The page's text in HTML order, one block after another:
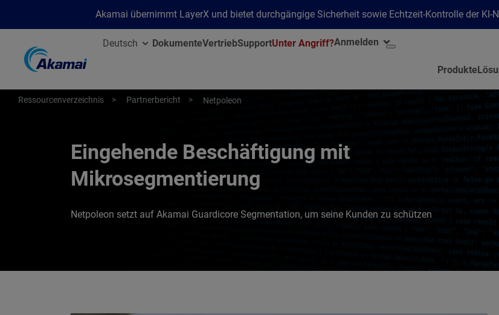
Akamai übernimmt LayerX und bietet durchgängige Sicherheit sowie Echtzeit-Kontrolle der KI-
Deutsch DokumenteVertriebSupportUnter Angriff?Anmelden
Produkte
Ressourcenverzeichnis Partnerbericht Netpoleon
Eingehende Beschäftigung mit
Mikrosegmentierung
Netpoleon setzt auf Akamai Guardicore Segmentation, um seine Kunden zu schützen